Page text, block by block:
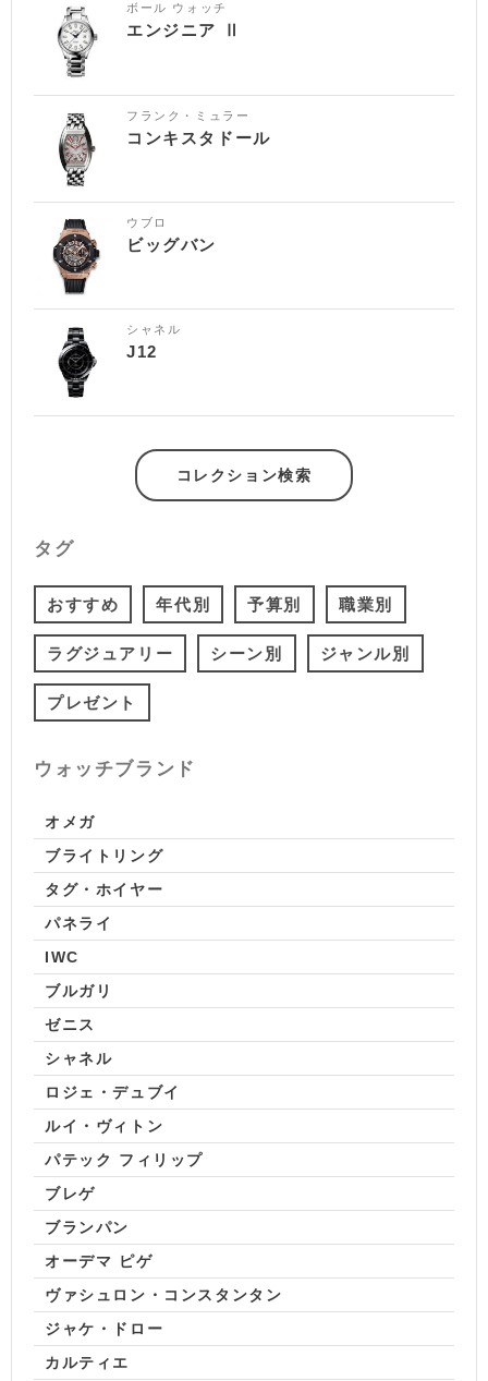
ボール ウォッチ
エンジニア Ⅱ
フランク・ミュラー
コンキスタドール
ウブロ
ビッグバン
シャネル
J12
コレクション検索
タグ
おすすめ 年代別 予算別 職業別
ラグジュアリー シーン別 ジャンル別
プレゼント
ウォッチブランド
オメガ
ブライトリング
タグ・ホイヤー
パネライ
IWC
ブルガリ
ゼニス
シャネル
ロジェ・デュブイ
ルイ・ヴィトン
パテック フィリップ
ブレゲ
ブランパン
オーデマ ピゲ
ヴァシュロン・コンスタンタン
ジャケ・ドロー
カルティエ